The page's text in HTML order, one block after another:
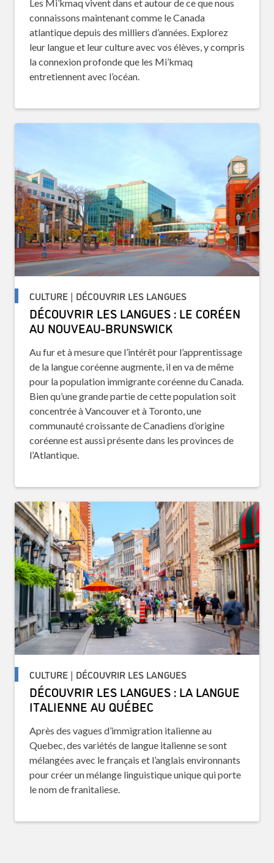
Les Mi’kmaq vivent dans et autour de ce que nous
connaissons maintenant comme le Canada
atlantique depuis des milliers d’années. Explorez
leur langue et leur culture avec vos élèves, y compris
la connexion profonde que les Mi’kmaq
entretiennent avec l’océan.
CULTURE | DÉCOUVRIR LES LANGUES
DÉCOUVRIR LES LANGUES : LE CORÉEN
AU NOUVEAU-BRUNSWICK
Au fur et à mesure que l’intérêt pour l’apprentissage
de la langue coréenne augmente, il en va de même
pour la population immigrante coréenne du Canada.
Bien qu’une grande partie de cette population soit
concentrée à Vancouver et à Toronto, une
communauté croissante de Canadiens d’origine
coréenne est aussi présente dans les provinces de
l’Atlantique.
CULTURE | DÉCOUVRIR LES LANGUES
DÉCOUVRIR LES LANGUES : LA LANGUE
ITALIENNE AU QUÉBEC
Après des vagues d’immigration italienne au
Quebec, des variétés de langue italienne se sont
mélangées avec le français et l’anglais environnants
pour créer un mélange linguistique unique qui porte
le nom de franitaliese.